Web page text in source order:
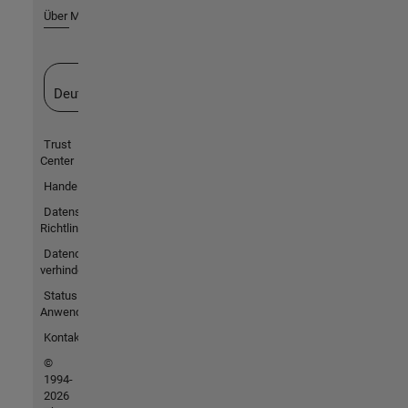
Über MathWorks
Deutschland
Trust
Center
Handelsmarken
Datenschutz-
Richtlinien
Datendiebstahl
verhindern
Status von
Anwendungen
Kontakt
©
1994-
2026